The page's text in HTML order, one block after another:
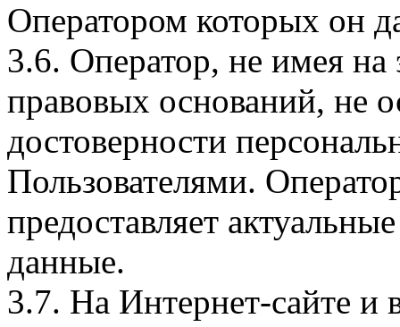
Оператором которых он
3.6. Оператор, не имея
правовых оснований, не
достоверности
Пользователями.
предоставляет
данные.
3.7. На Интернет-сайте